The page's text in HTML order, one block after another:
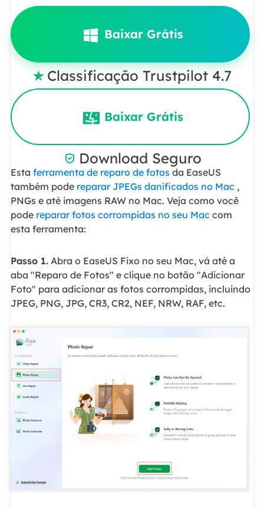
Baixar Grátis
 Classificação Trustpilot 4.7
Baixar Grátis
 Download Seguro
Esta ferramenta de reparo de fotos da EaseUS
também pode reparar JPEGs danificados no Mac ,
PNGs e até imagens RAW no Mac. Veja como você
pode reparar fotos corrompidas no seu Mac com
esta ferramenta:
Passo 1.Abra o EaseUS Fixo no seu Mac, vá até a
aba "Reparo de Fotos" e clique no botão "Adicionar
Foto" para adicionar as fotos corrompidas, incluindo
JPEG, PNG, JPG, CR3, CR2, NEF, NRW, RAF, etc.